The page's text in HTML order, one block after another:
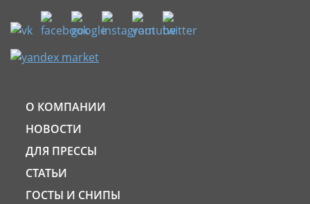
О КОМПАНИИ
НОВОСТИ
ДЛЯ ПРЕССЫ
СТАТЬИ
ГОСТЫ И СНИПЫ